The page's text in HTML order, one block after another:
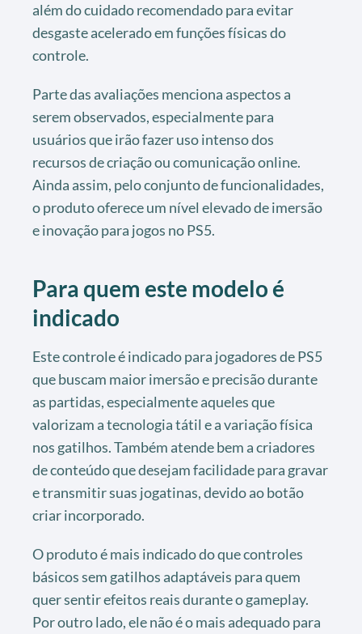
além do cuidado recomendado para evitar
desgaste acelerado em funções físicas do
controle.
Parte das avaliações menciona aspectos a
serem observados, especialmente para
usuários que irão fazer uso intenso dos
recursos de criação ou comunicação online.
Ainda assim, pelo conjunto de funcionalidades,
o produto oferece um nível elevado de imersão
e inovação para jogos no PS5.
Para quem este modelo é
indicado
Este controle é indicado para jogadores de PS5
que buscam maior imersão e precisão durante
as partidas, especialmente aqueles que
valorizam a tecnologia tátil e a variação física
nos gatilhos. Também atende bem a criadores
de conteúdo que desejam facilidade para gravar
e transmitir suas jogatinas, devido ao botão
criar incorporado.
O produto é mais indicado do que controles
básicos sem gatilhos adaptáveis para quem
quer sentir efeitos reais durante o gameplay.
Por outro lado, ele não é o mais adequado para